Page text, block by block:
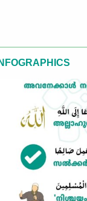
INFOGRAPHICS